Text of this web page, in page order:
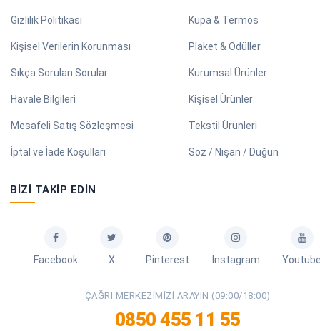
Gizlilik Politikası
Kişisel Verilerin Korunması
Sıkça Sorulan Sorular
Havale Bilgileri
Mesafeli Satış Sözleşmesi
İptal ve İade Koşulları
Kupa & Termos
Plaket & Ödüller
Kurumsal Ürünler
Kişisel Ürünler
Tekstil Ürünleri
Söz / Nişan / Düğün
BIZI TAKIP EDIN
Facebook X Pinterest Instagram
ÇAĞRI MERKEZIMIZI ARAYIN (09:00/18:00)
0850 455 11 55